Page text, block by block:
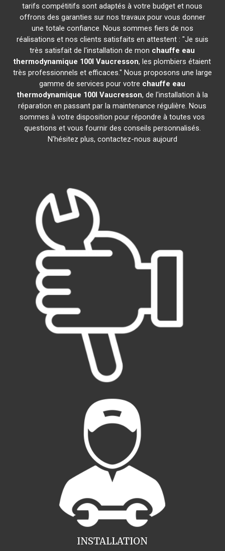
tarifs compétitifs sont adaptés à votre budget et nous
offrons des garanties sur nos travaux pour vous donner
une totale confiance. Nous sommes fiers de nos
réalisations et nos clients satisfaits en attestent : "Je suis
très satisfait de l'installation de mon chauffe eau
thermodynamique 100l Vaucresson, les plombiers étaient
très professionnels et efficaces." Nous proposons une large
gamme de services pour votre chauffe eau
thermodynamique 100l Vaucresson, de l'installation à la
réparation en passant par la maintenance régulière. Nous
sommes à votre disposition pour répondre à toutes vos
questions et vous fournir des conseils personnalisés.
N'hésitez plus, contactez-nous aujourd
INSTALLATION